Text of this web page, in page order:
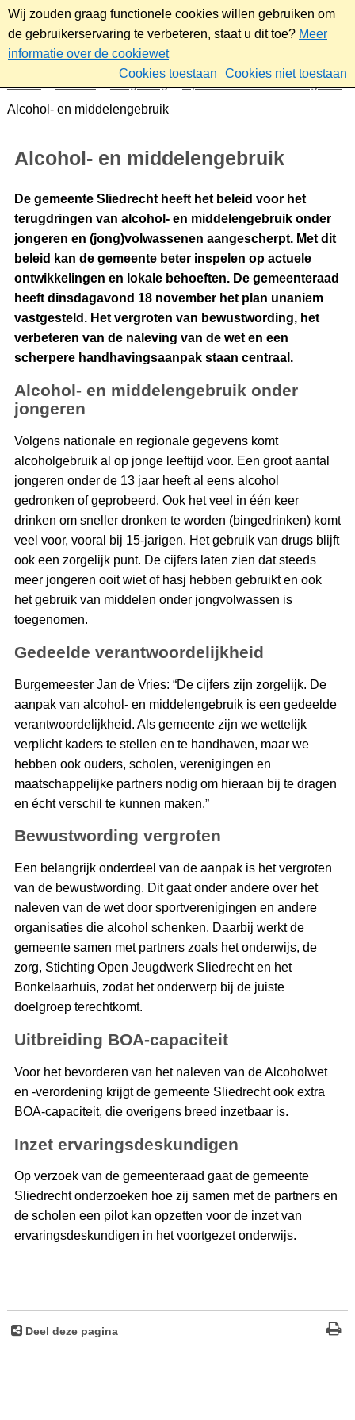
Wij zouden graag functionele cookies willen gebruiken om
de gebruikerservaring te verbeteren, staat u dit toe? Meer
informatie over de cookiewet
Cookies toestaan
Cookies niet toestaan
Omgeving
Openbare orde en veiligheid
Alcohol- en middelengebruik
Alcohol- en middelengebruik
De gemeente Sliedrecht heeft het beleid voor het
terugdringen van alcohol- en middelengebruik onder
jongeren en (jong)volwassenen aangescherpt. Met dit
beleid kan de gemeente beter inspelen op actuele
ontwikkelingen en lokale behoeften. De gemeenteraad
heeft dinsdagavond 18 november het plan unaniem
vastgesteld. Het vergroten van bewustwording, het
verbeteren van de naleving van de wet en een
scherpere handhavingsaanpak staan centraal.
Alcohol- en middelengebruik onder
jongeren
Volgens nationale en regionale gegevens komt
alcoholgebruik al op jonge leeftijd voor. Een groot aantal
jongeren onder de 13 jaar heeft al eens alcohol
gedronken of geprobeerd. Ook het veel in één keer
drinken om sneller dronken te worden (bingedrinken) komt
veel voor, vooral bij 15-jarigen. Het gebruik van drugs blijft
ook een zorgelijk punt. De cijfers laten zien dat steeds
meer jongeren ooit wiet of hasj hebben gebruikt en ook
het gebruik van middelen onder jongvolwassen is
toegenomen.
Gedeelde verantwoordelijkheid
Burgemeester Jan de Vries: “De cijfers zijn zorgelijk. De
aanpak van alcohol- en middelengebruik is een gedeelde
verantwoordelijkheid. Als gemeente zijn we wettelijk
verplicht kaders te stellen en te handhaven, maar we
hebben ook ouders, scholen, verenigingen en
maatschappelijke partners nodig om hieraan bij te dragen
en écht verschil te kunnen maken.”
Bewustwording vergroten
Een belangrijk onderdeel van de aanpak is het vergroten
van de bewustwording. Dit gaat onder andere over het
naleven van de wet door sportverenigingen en andere
organisaties die alcohol schenken. Daarbij werkt de
gemeente samen met partners zoals het onderwijs, de
zorg, Stichting Open Jeugdwerk Sliedrecht en het
Bonkelaarhuis, zodat het onderwerp bij de juiste
doelgroep terechtkomt.
Uitbreiding BOA-capaciteit
Voor het bevorderen van het naleven van de Alcoholwet
en -verordening krijgt de gemeente Sliedrecht ook extra
BOA-capaciteit, die overigens breed inzetbaar is.
Inzet ervaringsdeskundigen
Op verzoek van de gemeenteraad gaat de gemeente
Sliedrecht onderzoeken hoe zij samen met de partners en
de scholen een pilot kan opzetten voor de inzet van
ervaringsdeskundigen in het voortgezet onderwijs.
Deel deze pagina